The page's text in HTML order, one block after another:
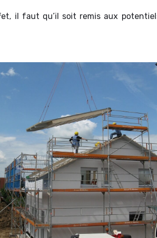
il faut qu’il soit remis aux